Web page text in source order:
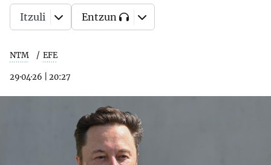
NTM EFE
29·04·26 20:27
Itzuli Entzun